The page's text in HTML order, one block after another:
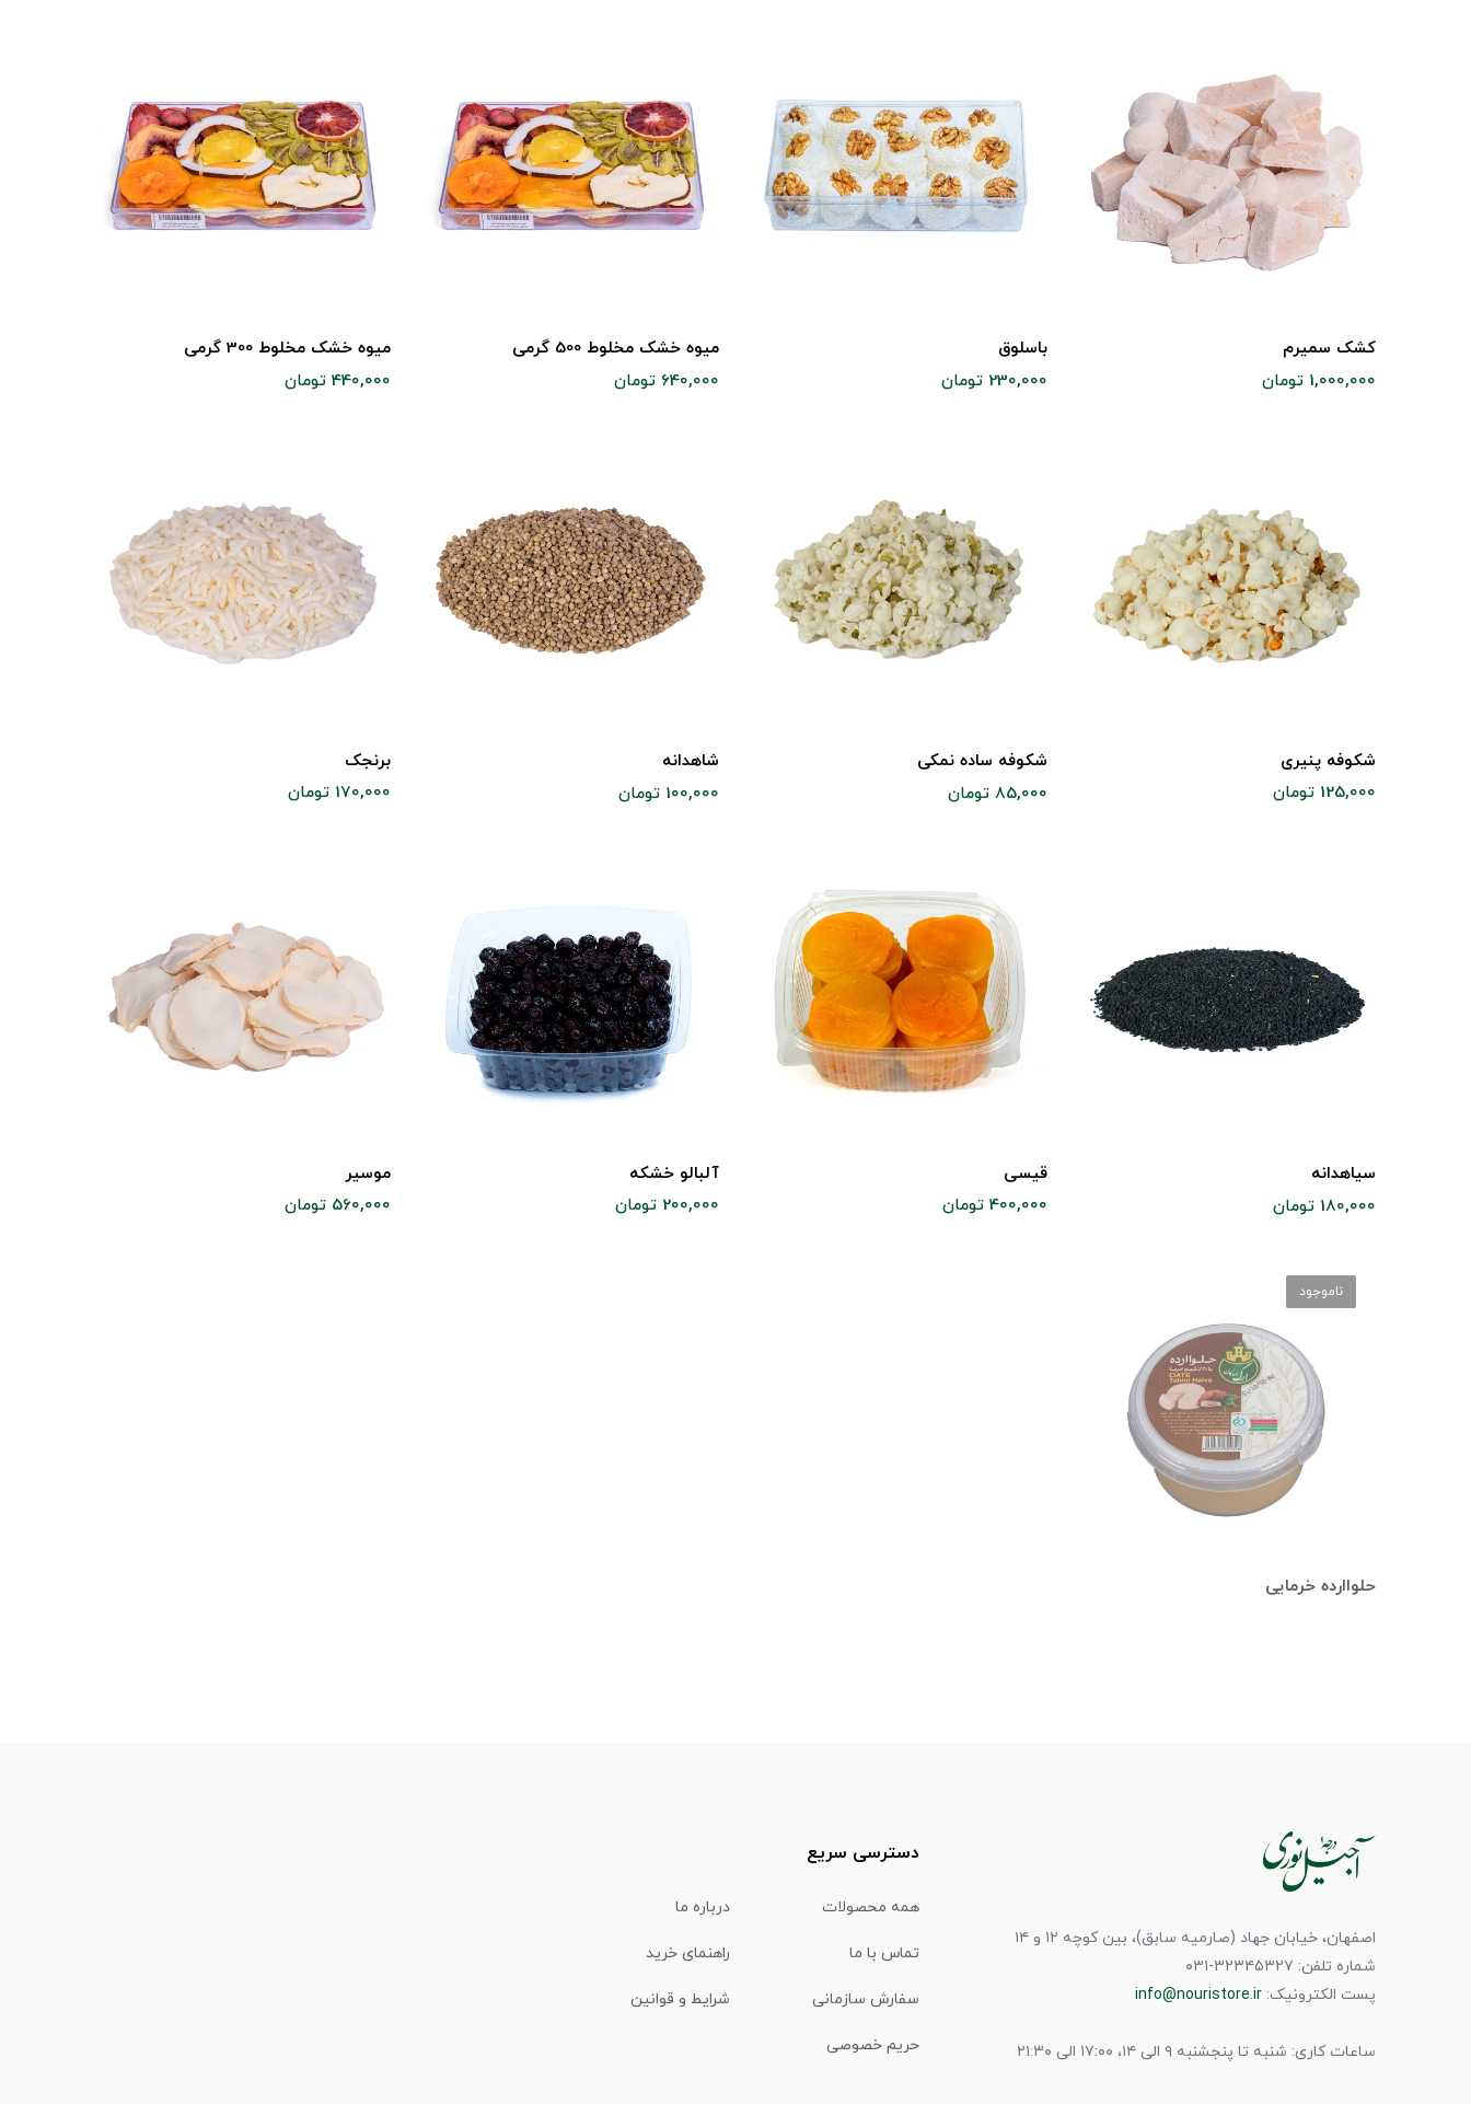
کشک سمیرم
1,000,000 تومان
باسلوق
230,000 تومان
میوه خشک مخلوط 500 گرمی
640,000 تومان
میوه خشک مخلوط 300 گرمی
440,000 تومان
شکوفه پنیری
125,000 تومان
شکوفه ساده نمکی
85,000 تومان
شاهدانه
100,000 تومان
برنجک
170,000 تومان
سیاهدانه
180,000 تومان
قیسی
400,000 تومان
آلبالو خشکه
200,000 تومان
موسیر
560,000 تومان
حلواارده خرمایی
ناموجود
اصفهان، خیابان جهاد (صارمیه سابق)، بین کوچه ۱۲ و ۱۴
شماره تلفن: ۳۲۳۴۵۳۲۷-۰۳۱
پست الکترونیک: info@nouristore.ir
ساعات کاری: شنبه تا پنجشنبه ۹ الی ۱۴، ۱۷:۰۰ الی ۲۱:۳۰
دسترسی سریع
همه محصولات درباره ما
تماس با ما راهنمای خرید
سفارش سازمانی شرایط و قوانین
حریم خصوصی